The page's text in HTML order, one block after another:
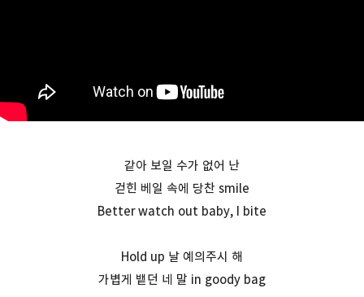
같아 보일 수가 없어 난
걷힌 베일 속에 당찬 smile
Better watch out baby, I bite
Hold up 날 예의주시 해
가볍게 뱉던 네 말 in goody bag